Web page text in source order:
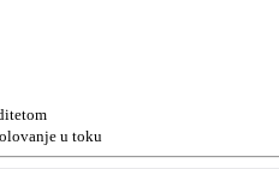
u toku